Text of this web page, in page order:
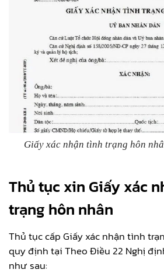
Giấy xác nhận tình trạng hôn
Thủ tục xin Giấy xác
trạng hôn nhân
Thủ tục cấp Giấy xác nhận tình
quy định tại Theo Điều 22 Nghị
như sau: